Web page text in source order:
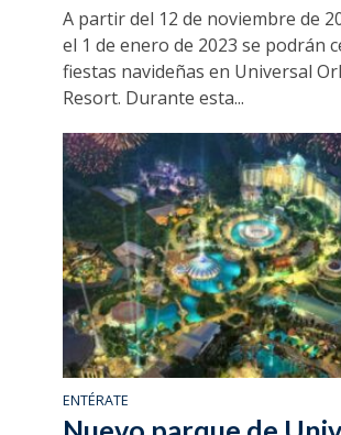
A partir del 12 de noviembre de
el 1 de enero de 2023 se podrán
fiestas navideñas en Universal
Resort. Durante esta...
ENTÉRATE